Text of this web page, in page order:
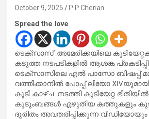
October 9, 2025 P P Cherian
Spread the love
ടെക്സാസ് :അമേരിക്കയിലെ
കടുത്ത നടപടികളിൽ ആശങ്ക
ടെക്‌സാസിലെ എൽ പാസോ ബിഷപ്പ്
വത്തിക്കാനിൽ പോപ്പ് ലിയോ
കൂടി കാഴ്ച .നടത്തി കുടിയേറ്റ
കുടുംബങ്ങൾ എഴുതിയ കത്തുകളും
ദുരിതം അവതരിപ്പിക്കുന്ന വീഡിയോയും